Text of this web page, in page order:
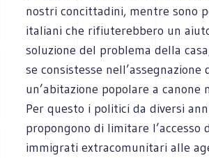
nostri concittadini, mentre sono
italiani che rifiuterebbero un
soluzione del problema della
se consistesse nell’assegnazione
un’abitazione popolare a canone
Per questo i politici da diversi
propongono di limitare l’accesso
immigrati extracomunitari alle